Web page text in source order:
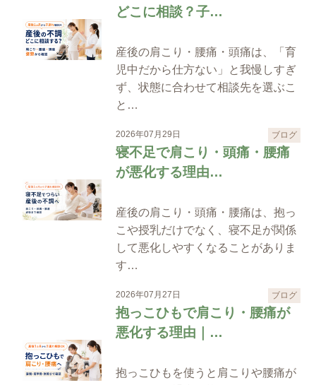
どこに相談？子…
産後の肩こり・腰痛・頭痛は、「育
児中だから仕方ない」と我慢しすぎ
ず、状態に合わせて相談先を選ぶこ
と…
2026年07月29日 ブログ
寝不足で肩こり・頭痛・腰痛
が悪化する理由…
産後の肩こり・頭痛・腰痛は、抱っ
こや授乳だけでなく、寝不足が関係
して悪化しやすくなることがありま
す…
2026年07月27日 ブログ
抱っこひもで肩こり・腰痛が
悪化する理由｜…
抱っこひもを使うと肩こりや腰痛が